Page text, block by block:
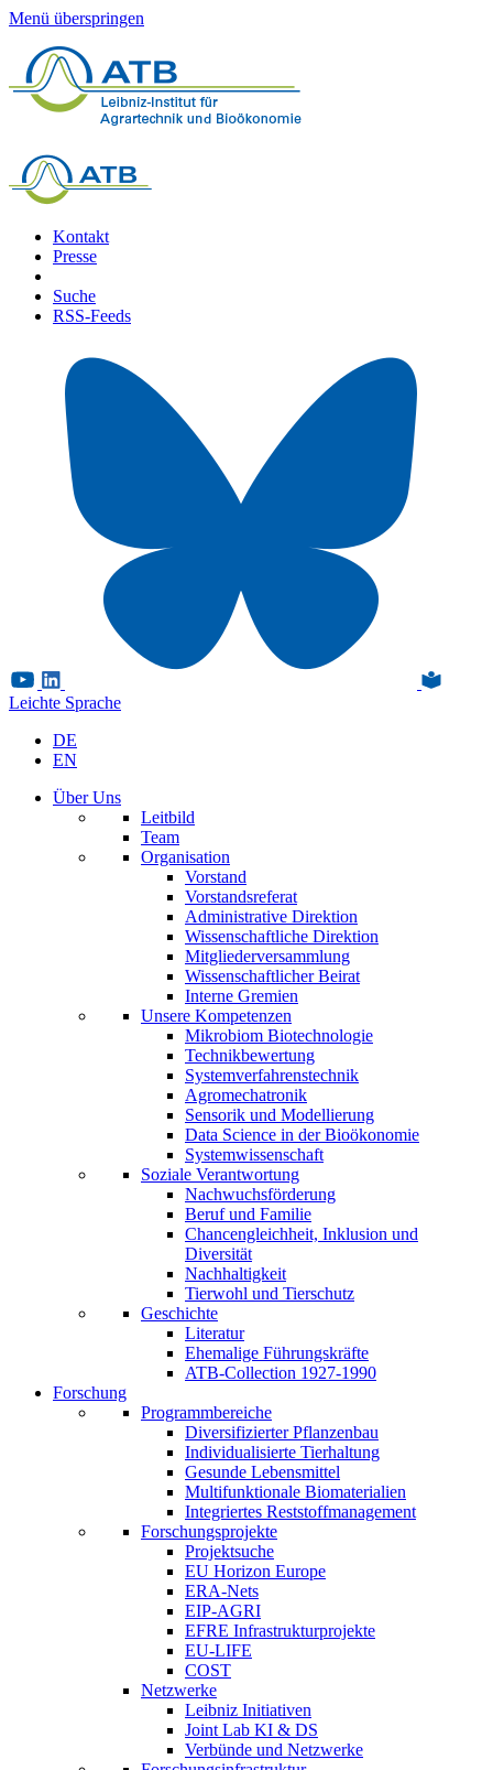
Menü überspringen
Kontakt
Presse
Suche
RSS-Feeds
Leichte Sprache
DE
EN
Über Uns
Leitbild
Team
Organisation
Vorstand
Vorstandsreferat
Administrative Direktion
Wissenschaftliche Direktion
Mitgliederversammlung
Wissenschaftlicher Beirat
Interne Gremien
Unsere Kompetenzen
Mikrobiom Biotechnologie
Technikbewertung
Systemverfahrenstechnik
Agromechatronik
Sensorik und Modellierung
Data Science in der Bioökonomie
Systemwissenschaft
Soziale Verantwortung
Nachwuchsförderung
Beruf und Familie
Chancengleichheit, Inklusion und
Diversität
Nachhaltigkeit
Tierwohl und Tierschutz
Geschichte
Literatur
Ehemalige Führungskräfte
ATB-Collection 1927-1990
Forschung
Programmbereiche
Diversifizierter Pflanzenbau
Individualisierte Tierhaltung
Gesunde Lebensmittel
Multifunktionale Biomaterialien
Integriertes Reststoffmanagement
Forschungsprojekte
Projektsuche
EU Horizon Europe
ERA-Nets
EIP-AGRI
EFRE Infrastrukturprojekte
EU-LIFE
COST
Netzwerke
Leibniz Initiativen
Joint Lab KI & DS
Verbünde und Netzwerke